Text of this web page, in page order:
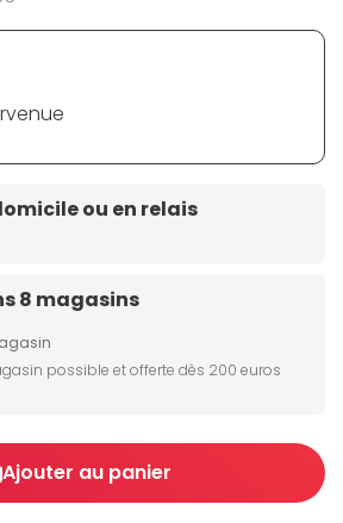
ou en relais
8 magasins
possible et offerte dès 200 euros
Ajouter au panier